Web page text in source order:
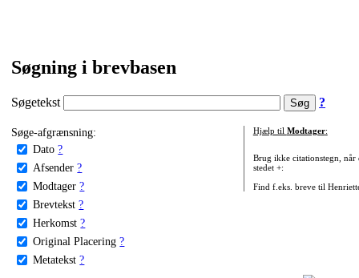
Søgning i brevbasen
Søgetekst ?
Søge-afgrænsning:
Dato ?
Afsender ?
Modtager ?
Brevtekst ?
Herkomst ?
Original Placering ?
Metatekst ?
Hjælp til Modtager:
Brug ikke citationstegn, når
stedet +:
Find f.eks. breve til